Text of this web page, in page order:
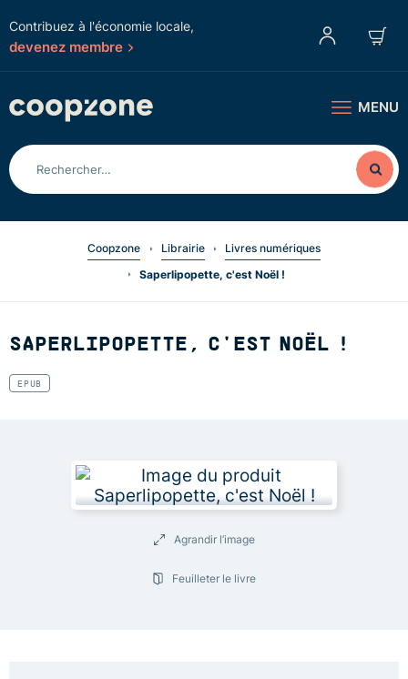
Contribuez à l'économie locale,
devenez membre
MENU
Coopzone Librairie
Livres numériques
Saperlipopette, c'est Noël !
SAPERLIPOPETTE, C'EST NOËL !
EPUB
Agrandir l’image
Feuilleter le livre